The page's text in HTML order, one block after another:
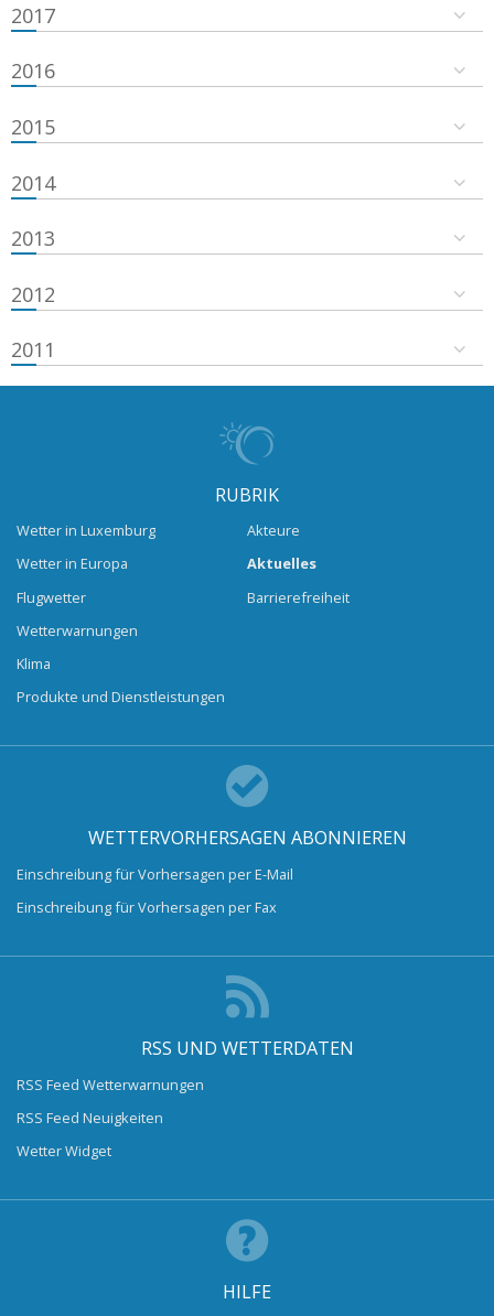
2017
2016
2015
2014
2013
2012
2011
RUBRIK
Wetter in Luxemburg
Wetter in Europa
Flugwetter
Wetterwarnungen
Klima
Produkte und Dienstleistungen
Akteure
Aktuelles
Barrierefreiheit
WETTERVORHERSAGEN ABONNIEREN
Einschreibung für Vorhersagen per E-Mail
Einschreibung für Vorhersagen per Fax
RSS UND WETTERDATEN
RSS Feed Wetterwarnungen
RSS Feed Neuigkeiten
Wetter Widget
HILFE